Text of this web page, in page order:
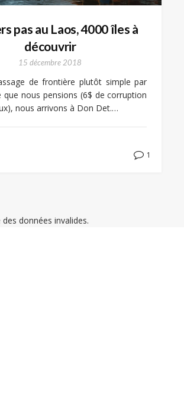
pas au Laos, 4000 îles à
découvrir
15 décembre 2018
de frontière plutôt simple par
que nous pensions (6$ de corruption
nous arrivons à Don Det.…
1
données invalides.